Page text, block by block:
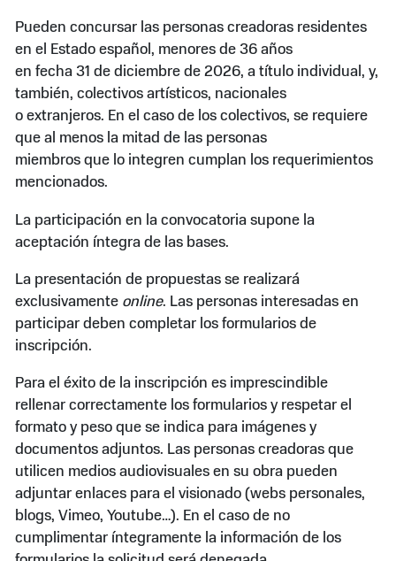
Pueden concursar las personas creadoras residentes
en el Estado español, menores de 36 años
en fecha 31 de diciembre de 2026, a título individual, y,
también, colectivos artísticos, nacionales
o extranjeros. En el caso de los colectivos, se requiere
que al menos la mitad de las personas
miembros que lo integren cumplan los requerimientos
mencionados.
La participación en la convocatoria supone la
aceptación íntegra de las bases.
La presentación de propuestas se realizará
exclusivamente online. Las personas interesadas en
participar deben completar los formularios de
inscripción.
Para el éxito de la inscripción es imprescindible
rellenar correctamente los formularios y respetar el
formato y peso que se indica para imágenes y
documentos adjuntos. Las personas creadoras que
utilicen medios audiovisuales en su obra pueden
adjuntar enlaces para el visionado (webs personales,
blogs, Vimeo, Youtube…). En el caso de no
cumplimentar íntegramente la información de los